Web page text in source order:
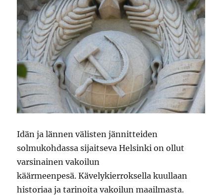
Idän ja lännen välisten jännitteiden
solmukohdassa sijaitseva Helsinki on ollut
varsinainen vakoilun
käärmeenpesä. Kävelykierroksella kuullaan
historiaa ja tarinoita vakoilun maailmasta.